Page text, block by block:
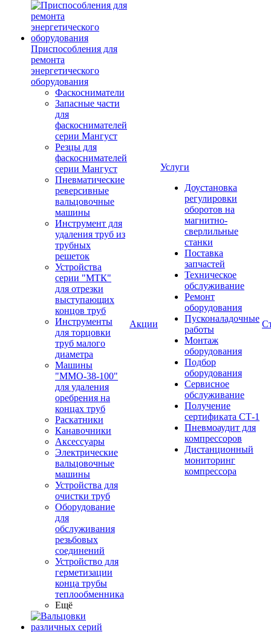
Приспособления для
ремонта
энергетического
оборудования
Фаскосниматели
Запасные части
для
фаскоснимателей
серии Мангуст
Резцы для
фаскоснимателей
серии Мангуст
Пневматические
реверсивные
вальцовочные
машины
Инструмент для
удаления труб из
трубных
решеток
Устройства
серии "МТК"
для отрезки
выступающих
концов труб
Инструменты
для торцовки
труб малого
диаметра
Машины
"ММО-38-100"
для удаления
оребрения на
концах труб
Раскатники
Канавочники
Аксессуары
Электрические
вальцовочные
машины
Устройства для
очистки труб
Оборудование
для
обслуживания
резьбовых
соединений
Устройство для
герметизации
конца трубы
теплообменника
Ещё
Акции
Услуги
Доустановка
регулировки
оборотов на
магнитно-
сверлильные
станки
Поставка
запчастей
Техническое
обслуживание
Ремонт
оборудования
Пусконаладочные
работы
Монтаж
оборудования
Подбор
оборудования
Сервисное
обслуживание
Получение
сертификата СТ-1
Пневмоаудит для
компрессоров
Дистанционный
мониторинг
компрессора